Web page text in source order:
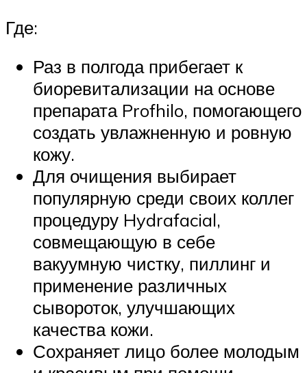
Где:
Раз в полгода прибегает к
биоревитализации на основе
препарата Profhilo, помогающего
создать увлажненную и ровную
кожу.
Для очищения выбирает
популярную среди своих коллег
процедуру Hydrafacial,
совмещающую в себе
вакуумную чистку, пиллинг и
применение различных
сывороток, улучшающих
качества кожи.
Сохраняет лицо более молодым